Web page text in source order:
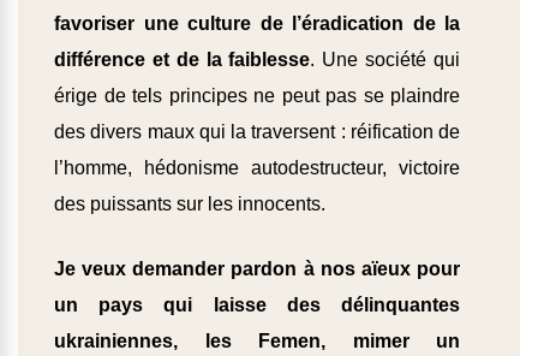
favoriser une culture de l’éradication de la
différence et de la faiblesse. Une société qui
érige de tels principes ne peut pas se plaindre
des divers maux qui la traversent : réification de
l’homme, hédonisme autodestructeur, victoire
des puissants sur les innocents.
Je veux demander pardon à nos aïeux pour
un pays qui laisse des délinquantes
ukrainiennes, les Femen, mimer un